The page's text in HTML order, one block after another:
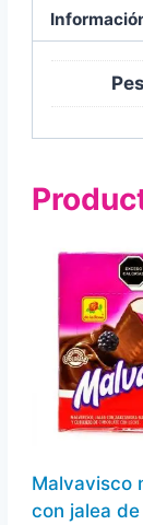
de
colores
gr
Malvavisco
con jalea